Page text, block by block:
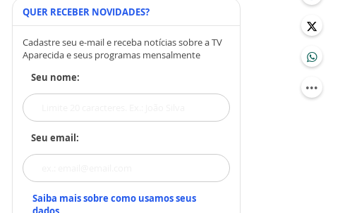
QUER RECEBER NOVIDADES?
Cadastre seu e-mail e receba notícias sobre a TV
Aparecida e seus programas mensalmente
Seu nome:
Seu email:
Saiba mais sobre como usamos seus